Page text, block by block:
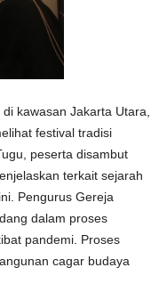
kawasan Jakarta Utara,
festival tradisi
peserta disambut
terkait sejarah
Pengurus Gereja
dalam proses
pandemi. Proses
cagar budaya